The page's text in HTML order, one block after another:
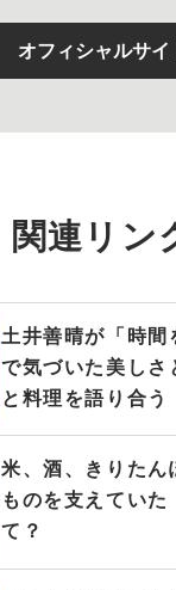
オフィシャルサイ
関連リン
土井善晴が「時
で気づいた美しさ
と料理を語り合う
米、酒、きりた
ものを支えてい
て？